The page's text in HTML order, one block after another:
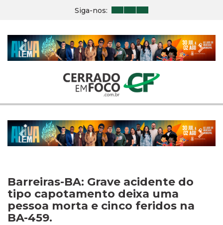
Siga-nos:
Previous Next
Previous Next
Barreiras-BA: Grave acidente do
tipo capotamento deixa uma
pessoa morta e cinco feridos na
BA-459.